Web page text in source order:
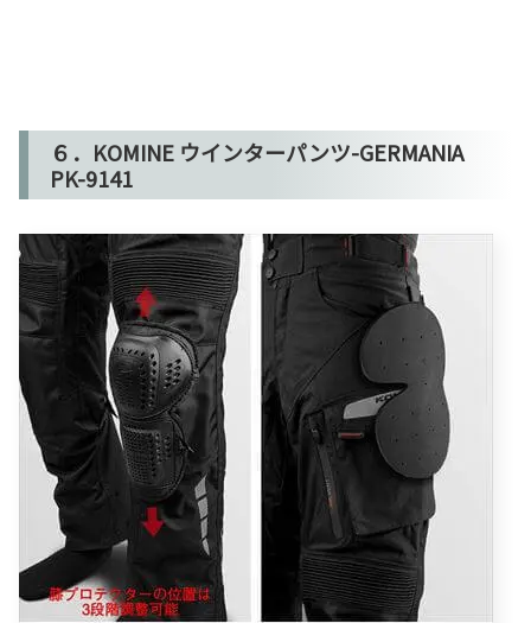
６．KOMINE ウインターパンツ-GERMANIA
PK-9141